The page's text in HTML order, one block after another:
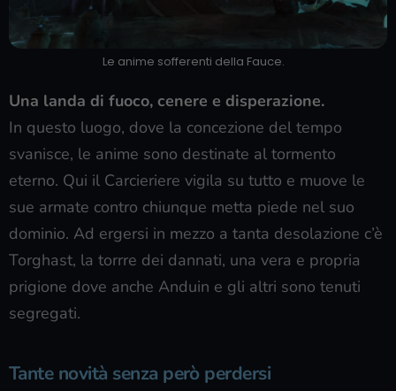
Le anime sofferenti della Fauce.
Una landa di fuoco, cenere e disperazione.
In questo luogo, dove la concezione del tempo
svanisce, le anime sono destinate al tormento
eterno. Qui il Carcieriere vigila su tutto e muove le
sue armate contro chiunque metta piede nel suo
dominio. Ad ergersi in mezzo a tanta desolazione c’è
Torghast, la torrre dei dannati, una vera e propria
prigione dove anche Anduin e gli altri sono tenuti
segregati.
Tante novità senza però perdersi